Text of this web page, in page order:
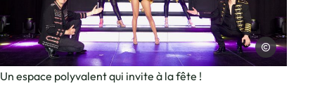
Photo, © Cabaret du Mont-Blanc
Cabaret du
Un espace polyvalent qui invite à la fête !